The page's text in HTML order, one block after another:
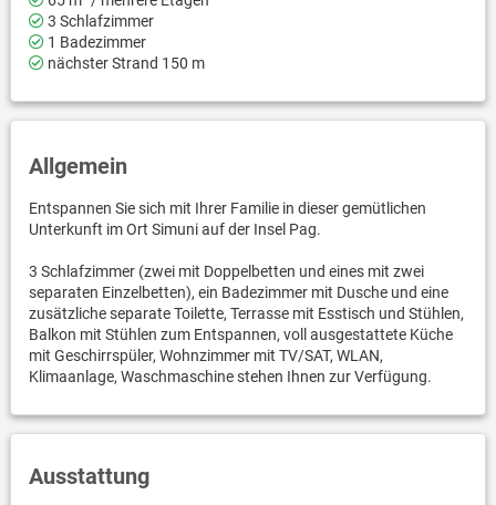
3 Schlafzimmer
1 Badezimmer
nächster Strand 150 m
Allgemein
Entspannen Sie sich mit Ihrer Familie in dieser gemütlichen
Unterkunft im Ort Simuni auf der Insel Pag.
3 Schlafzimmer (zwei mit Doppelbetten und eines mit zwei
separaten Einzelbetten), ein Badezimmer mit Dusche und eine
zusätzliche separate Toilette, Terrasse mit Esstisch und Stühlen,
Balkon mit Stühlen zum Entspannen, voll ausgestattete Küche
mit Geschirrspüler, Wohnzimmer mit TV/SAT, WLAN,
Klimaanlage, Waschmaschine stehen Ihnen zur Verfügung.
Ausstattung